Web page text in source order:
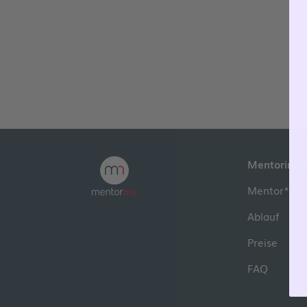
Mentoring-
Mentor*in
Ablauf
Preise
FAQ